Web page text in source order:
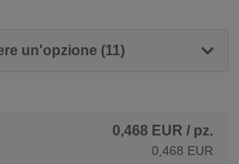
un'opzione (11)
0,468 EUR / pz.
0,468 EUR